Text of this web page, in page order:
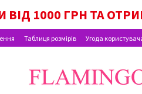
1000 ГРН ТА
ПАКУНОК
Таблиця розмірів Угода